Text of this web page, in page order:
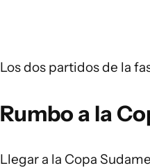
Los dos partidos de la
Rumbo a la
Llegar a la Copa